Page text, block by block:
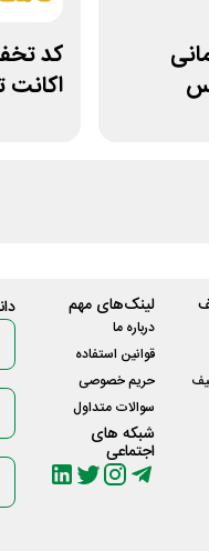
تومانی
اکانت
لینک‌های مهم
درباره ما
قوانین استفاده
حریم خصوصی
سوالات متداول
شبکه های
اجتماعی